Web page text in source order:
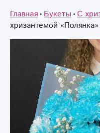
Главная Букеты С
хризантемой «Полянка»